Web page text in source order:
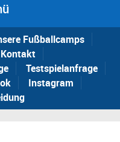
Fußballcamps
Kontakt
Testspielanfrage
Instagram